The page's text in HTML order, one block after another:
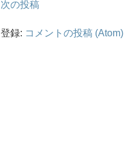
次の投稿
登録: コメントの投稿 (Atom)